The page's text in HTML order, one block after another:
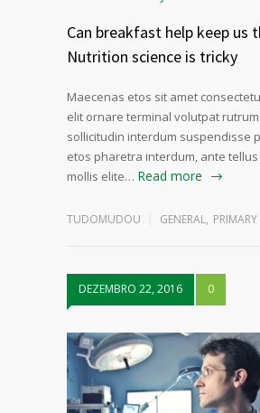
Can breakfast help keep us
Nutrition science is tricky
Maecenas etos sit amet
elit ornare terminal volutpat
sollicitudin interdum suspendisse
etos pharetra interdum, ante
mollis elite… Read more
TUDOMUDOU GENERAL,
DEZEMBRO 22, 2016 0